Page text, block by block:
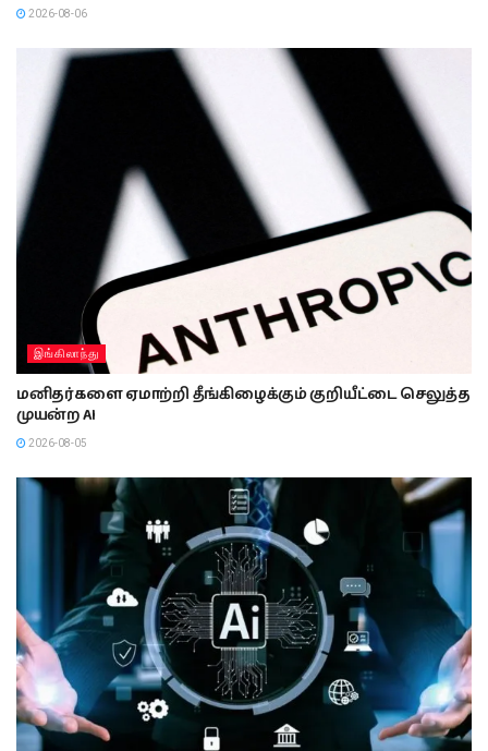
2026-08-06
இங்கிலாந்து
மனிதர்களை ஏமாற்றி தீங்கிழைக்கும் குறியீட்டை செலுத்த
முயன்ற AI
2026-08-05